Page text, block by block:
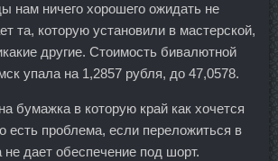
нам ничего хорошего ожидать не
та, которую установили в мастерской,
другие. Стоимость бивалютной
упала на 1,2857 рубля, до 47,0578.
бумажка в которую край как хочется
есть проблема, если переложиться в
не дает обеспечение под шорт.